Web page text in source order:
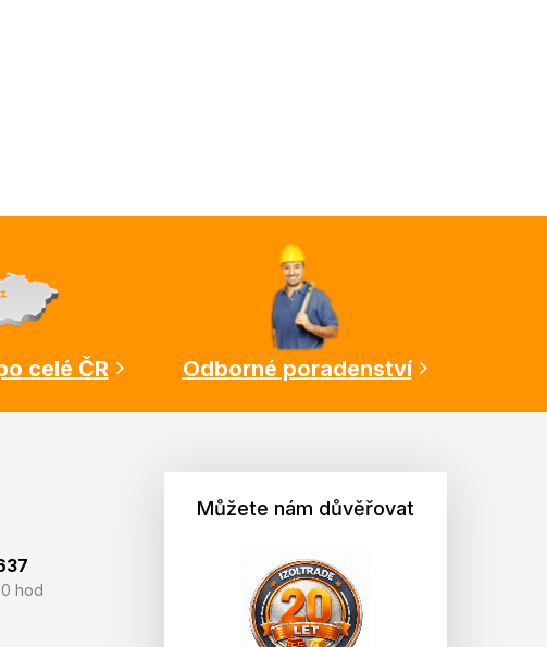
celé ČR Odborné poradenství
hod
Můžete nám důvěřovat